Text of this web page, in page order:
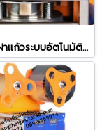
เครื่องซีลฝาแก้วระบบอัตโนมัติ (Full Auto) เครื่องเลื่อนถาดเข้าออกให้ รุ่น ZF-08